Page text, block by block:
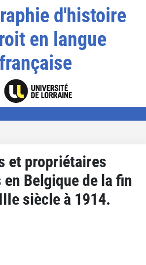
d'histoire
en langue
et propriétaires
Belgique de la fin
siècle à 1914.